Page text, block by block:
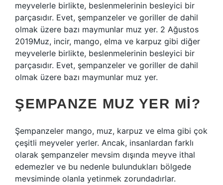
meyvelerle birlikte, beslenmelerinin besleyici bir
parçasıdır. Evet, şempanzeler ve goriller de dahil
olmak üzere bazı maymunlar muz yer. 2 Ağustos
2019Muz, incir, mango, elma ve karpuz gibi diğer
meyvelerle birlikte, beslenmelerinin besleyici bir
parçasıdır. Evet, şempanzeler ve goriller de dahil
olmak üzere bazı maymunlar muz yer.
ŞEMPANZE MUZ YER MI?
Şempanzeler mango, muz, karpuz ve elma gibi çok
çeşitli meyveler yerler. Ancak, insanlardan farklı
olarak şempanzeler mevsim dışında meyve ithal
edemezler ve bu nedenle bulundukları bölgede
mevsiminde olanla yetinmek zorundadırlar.